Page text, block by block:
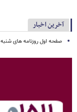
آخرین اخبار
صفحه اول روزنامه های شنبه 17مرداد 1405